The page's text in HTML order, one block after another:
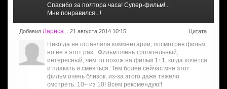
Спасибо за полтора часа! Супер-фильм!...
Мне понравился.. !
Добавил Лариса... 21 августа 2014 10:15 Цитата
Никогда не оставляла комментарии, посмотрев фильм,
но не в этот раз.. Фильм очень трогательный,
интересный, чем то похож на фильм 1+1, когда хочется
и плакать и смеяться. Тем более сейчас мне этот
фильм очень близок, из-за этого даже тяжело
смотреть. 10+ из 10! Всем рекомендую!!